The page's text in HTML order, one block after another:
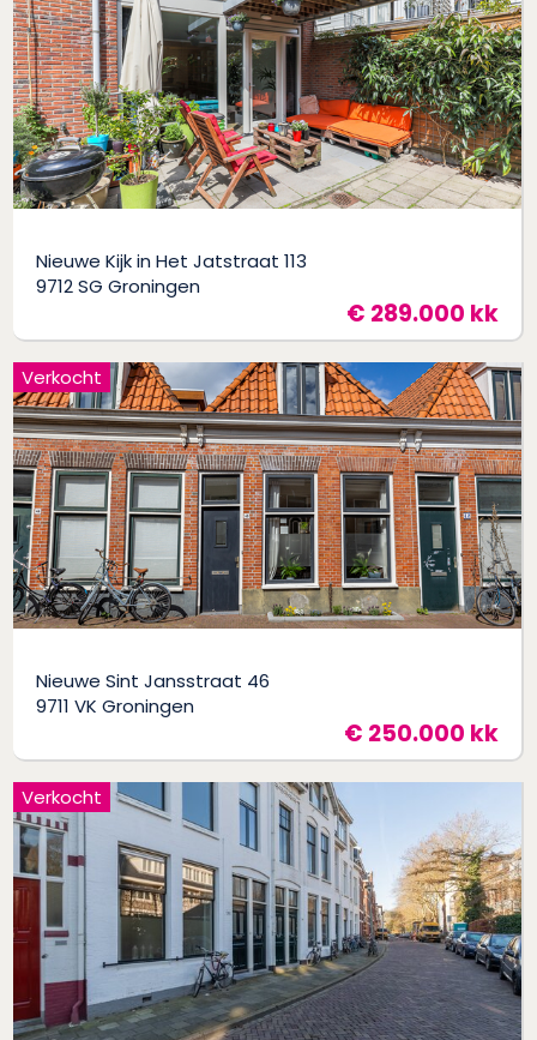
Nieuwe Kijk in Het Jatstraat 113
9712 SG Groningen
€ 289.000 kk
Nieuwe Sint Jansstraat 46
9711 VK Groningen
€ 250.000 kk
Verkocht
Verkocht